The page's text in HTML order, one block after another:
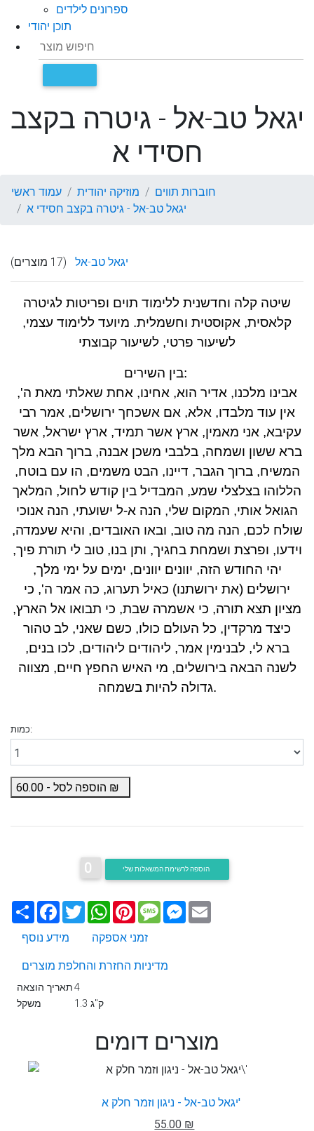
ספרונים לילדים
תוכן יהודי
יגאל טב-אל - גיטרה בקצב
חסידי א
עמוד ראשי מוזיקה יהודית
חוברות תווים
יגאל טב-אל - גיטרה בקצב חסידי א
יגאל טב-אל (17 מוצרים)
שיטה קלה וחדשנית ללימוד תוים ופריטות לגיטרה
קלאסית, אקוסטית וחשמלית. מיועד ללימוד עצמי,
לשיעור פרטי, לשיעור קבוצתי
בין השירים:
אבינו מלכנו, אדיר הוא, אחינו, אחת שאלתי מאת ה',
אין עוד מלבדו, אלא, אם אשכחך ירושלים, אמר רבי
עקיבא, אני מאמין, ארץ אשר תמיד, ארץ ישראל, אשר
ברא ששון ושמחה, בלבבי משכן אבנה, ברוך הבא מלך
המשיח, ברוך הגבר, דיינו, הבט משמים, הו עם בוטח,
הללוהו בצלצלי שמע, המבדיל בין קודש לחול, המלאך
הגואל אותי, המקום שלי, הנה א-ל ישועתי, הנה אנוכי
שולח לכם, הנה מה טוב, ובאו האובדים, והיא שעמדה,
וידעו, ופרצת ושמחת בחגיך, ותן בנו, טוב לי תורת פיך,
יהי החודש הזה, יוונים יוונים, ימים על ימי מלך,
ירושלים (את ירושתנו) כאיל תערוג, כה אמר ה', כי
מציון תצא תורה, כי אשמרה שבת, כי תבואו אל הארץ,
כיצד מרקדין, כל העולם כולו, כשם שאני, לב טהור
ברא לי, לבנימין אמר, ליהודים ליהודים, לכו בנים,
לשנה הבאה בירושלים, מי האיש החפץ חיים, מצווה
גדולה להיות בשמחה.
כמות:
הוספה לסל - 60.00
0
שתף Facebook
TwitterWhatsApp
PinterestMessageMessenger
מידע נוסף
זמני אספקה
מדיניות החזרת והחלפת מוצרים
תאריך הוצאה4
משקל
1.3 ק"ג
מוצרים דומים
יגאל טב-אל - ניגון וזמר חלק א'
55.00 ₪